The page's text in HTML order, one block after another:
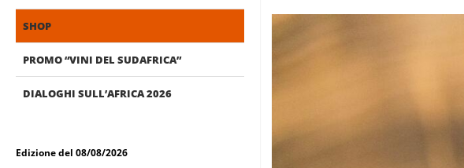
SHOP
PROMO “VINI DEL SUDAFRICA”
DIALOGHI SULL’AFRICA 2026
Edizione del 08/08/2026